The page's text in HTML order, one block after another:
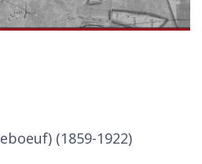
(1859-1922)